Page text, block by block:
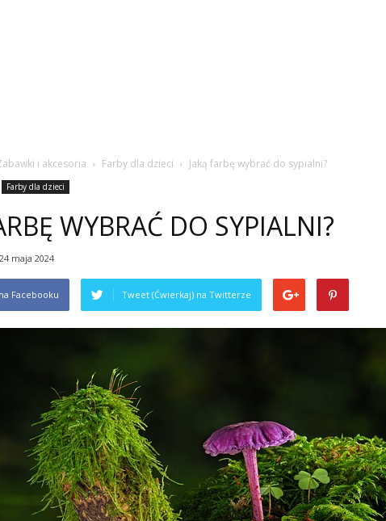
i akcesoria Farby dla dzieci Jaką farbę wybrać do sypialni?
Farby dla dzieci
WYBRAĆ DO SYPIALNI?
24 maja 2024
Facebooku Tweet (Ćwierkaj) na Twitterze